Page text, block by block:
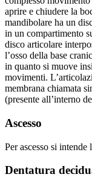
aprire e chiudere la
mandibolare ha un
in un compartimento
disco articolare
l’osso della base
in quanto si muove
movimenti.
membrana chiamata
(presente all’interno
Ascesso
Per ascesso si
Dentatura